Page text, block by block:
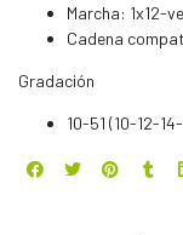
Marcha: 1x12-
Cadena
Gradación
10-51 (10-12-